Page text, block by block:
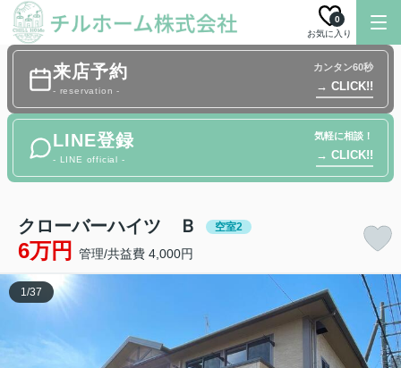
お気に入り
0
来店予約
- reservation -
カンタン60秒
→ CLICK!!
LINE登録
- LINE official -
気軽に相談！
→ CLICK!!
クローバーハイツ Ｂ 空室2
6万円 管理/共益費 4,000円
1/37